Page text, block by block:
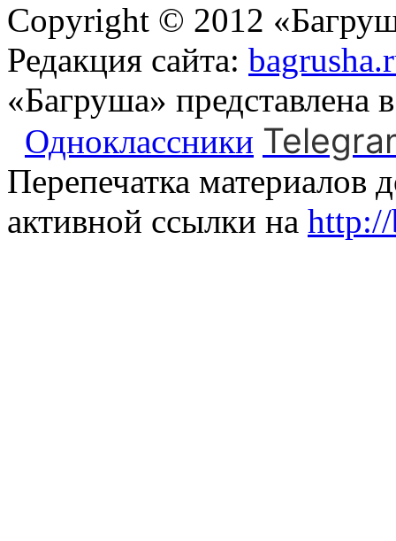
Copyright © 2012
Редакция сайта:
«Багруша» представлена
Одноклассники
Перепечатка материалов
активной ссылки на http://